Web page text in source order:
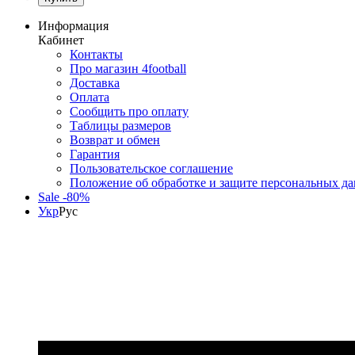
Информация
Кабинет
Контакты
Про магазин 4football
Доставка
Оплата
Сообщить про оплату
Таблицы размеров
Возврат и обмен
Гарантия
Пользовательское соглашение
Положение об обработке и защите персональных
Sale -80%
УкрРус